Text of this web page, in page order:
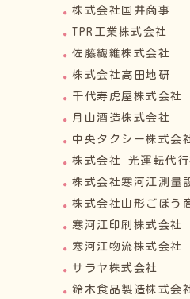
株式会社国井商事
TPR工業株式会社
佐藤繊維株式会社
株式会社高田地研
千代寿虎屋株式会社
月山酒造株式会社
中央タクシー株式会
株式会社 光運転代行
株式会社寒河江測量
株式会社山形ごぼう
寒河江印刷株式会社
寒河江物流株式会社
サラヤ株式会社
鈴木食品製造株式会